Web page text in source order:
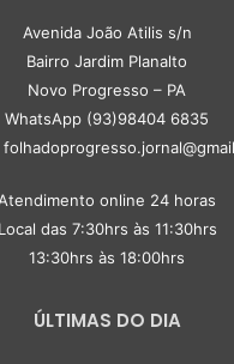
Avenida João Atilis s/n
Bairro Jardim Planalto
Novo Progresso – PA
WhatsApp (93)98404 6835
Atendimento online 24 horas
Local das 7:30hrs às 11:30hrs
13:30hrs às 18:00hrs
ÚLTIMAS DO DIA